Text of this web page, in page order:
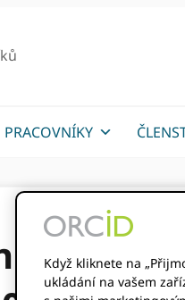
Když kliknete na
ukládání na vašem